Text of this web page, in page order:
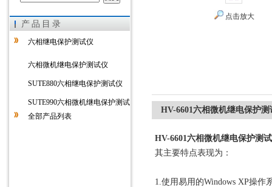
上海徐吉电气有限公司
产品目录
六相继电保护测试仪
六相微机继电保护测试仪
SUTE880六相继电保护测试仪
SUTE990六相微机继电保护测试
全部产品列表
点击放大
HV-6601六相微机继电保护测
HV-6601六相微机继电保护测
其主要特点表现为：
1.使用易用的Windows XP操